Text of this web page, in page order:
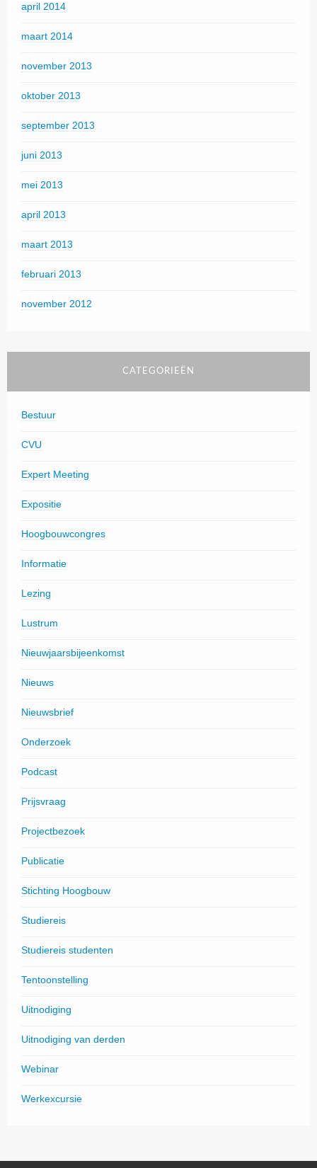
april 2014
maart 2014
november 2013
oktober 2013
september 2013
juni 2013
mei 2013
april 2013
maart 2013
februari 2013
november 2012
CATEGORIEËN
Bestuur
CVU
Expert Meeting
Expositie
Hoogbouwcongres
Informatie
Lezing
Lustrum
Nieuwjaarsbijeenkomst
Nieuws
Nieuwsbrief
Onderzoek
Podcast
Prijsvraag
Projectbezoek
Publicatie
Stichting Hoogbouw
Studiereis
Studiereis studenten
Tentoonstelling
Uitnodiging
Uitnodiging van derden
Webinar
Werkexcursie